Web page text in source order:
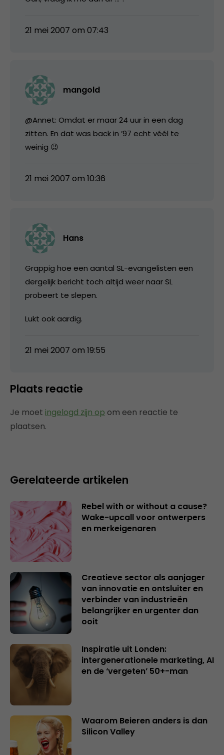
21 mei 2007 om 07:43
mangold
@Annet: Omdat er maar 24 uur in een dag
zitten. En dat was back in ’97 echt véél te
weinig 😉
21 mei 2007 om 10:36
Hans
Grappig hoe een aantal SL-evangelisten een
dergelijk bericht toch altijd weer naar SL
probeert te slepen.
Lukt ook aardig.
21 mei 2007 om 19:55
Plaats reactie
Je moet ingelogd zijn op om een reactie te
plaatsen.
Gerelateerde artikelen
Rebel with or without a cause?
Wake-upcall voor ontwerpers
en merkeigenaren
Creatieve sector als aanjager
van innovatie en ontsluiter en
verbinder van industrieën
belangrijker en urgenter dan
ooit
Inspiratie uit Londen:
intergenerationele marketing, AI
en de ‘vergeten’ 50+-man
Waarom Beieren anders is dan
Silicon Valley